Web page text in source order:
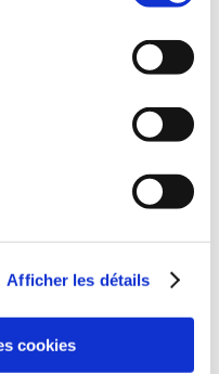
Afficher les détails
cookies